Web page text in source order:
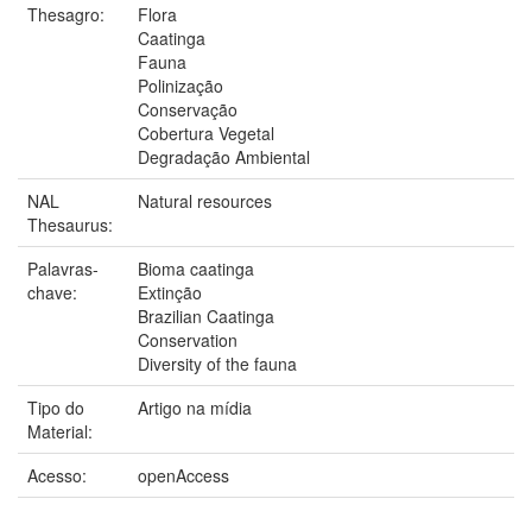
Thesagro:
Flora
Caatinga
Fauna
Polinização
Conservação
Cobertura Vegetal
Degradação Ambiental
NAL
Thesaurus:
Natural resources
Palavras-
chave:
Bioma caatinga
Extinção
Brazilian Caatinga
Conservation
Diversity of the fauna
Tipo do
Material:
Artigo na mídia
Acesso:
openAccess